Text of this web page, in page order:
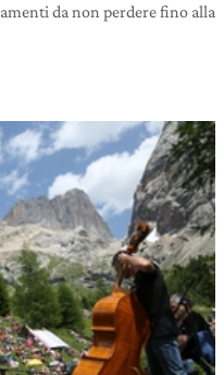
da non perdere fino alla